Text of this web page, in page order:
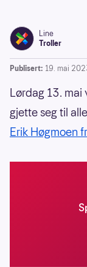
Line
Troller
Publisert: 19. mai
Lørdag 13. mai
gjette seg til
Erik Høgmoen